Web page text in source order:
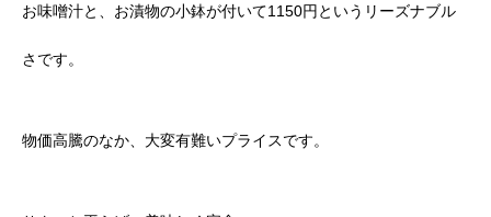
お味噌汁と、お漬物の小鉢が付いて1150円というリーズナブル
さです。
物価高騰のなか、大変有難いプライスです。